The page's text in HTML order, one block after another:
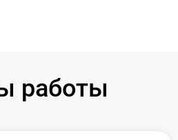
работы